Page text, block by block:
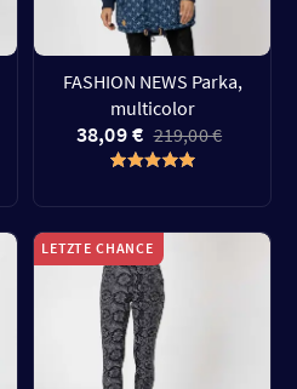
FASHION NEWS Parka,
multicolor
38,09 € 219,00 €
LETZTE CHANCE